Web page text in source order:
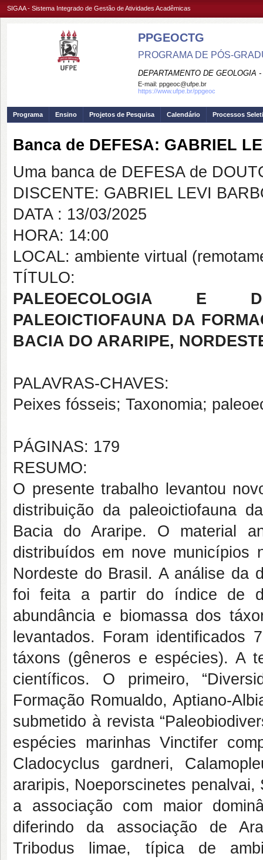
SIGAA - Sistema Integrado de Gestão de Atividades Acadêmicas
PPGEOCTG
PROGRAMA DE PÓS-
DEPARTAMENTO DE GEOLOGIA -
E-mail: ppgeoc@ufpe.br
https://www.ufpe.br/ppgeoc
Programa Ensino Projetos de Pesquisa Calendário Processos
Banca de DEFESA: GABRIEL
Uma banca de DEFESA de
DISCENTE: GABRIEL LEVI
DATA : 13/03/2025
HORA: 14:00
LOCAL: ambiente virtual
TÍTULO:
PALEOECOLOGIA E
PALEOICTIOFAUNA DA
BACIA DO ARARIPE,
PALAVRAS-CHAVES:
Peixes fósseis; Taxonomia;
PÁGINAS: 179
RESUMO:
O presente trabalho levantou
distribuição da paleoictiofauna
Bacia do Araripe. O material
distribuídos em nove municípios
Nordeste do Brasil. A análise da
foi feita a partir do índice de
abundância e biomassa dos
levantados. Foram
táxons (gêneros e espécies). A
científicos. O primeiro,
Formação Romualdo, Aptiano-
submetido à revista
espécies marinhas Vinctifer
Cladocyclus gardneri,
araripis, Noeporscinetes
a associação com maior
diferindo da associação de
Tribodus limae, típica de